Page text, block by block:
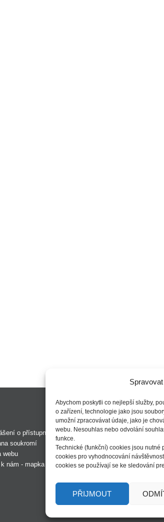
Abychom poskytli co nejlepší služby,
o zařízení, technologie jako jsou
umožní zpracovávat údaje, jako je
webu. Nesouhlas nebo odvolání
funkce.
Technické (funkční) cookies jsou nutné
cookies pro vyhodnocování
cookies se používají se ke sledování
PŘIJMOUT
o přístupnosti
soukromí
webu
nám - mapka
| přihlásit |